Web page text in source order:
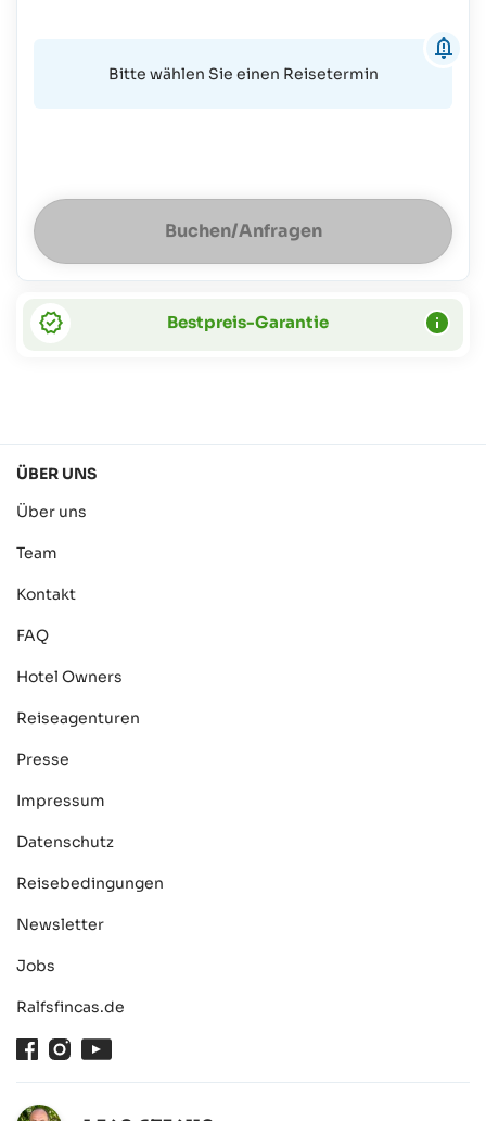
Bitte wählen Sie einen Reisetermin
Buchen/Anfragen
Bestpreis-Garantie
ÜBER UNS
Über uns
Team
Kontakt
FAQ
Hotel Owners
Reiseagenturen
Presse
Impressum
Datenschutz
Reisebedingungen
Newsletter
Jobs
Ralfsfincas.de
FacebookInstagram